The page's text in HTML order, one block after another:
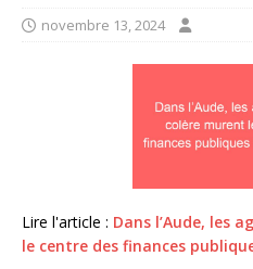
novembre 13, 2024
Lire l'article : Dans l’Aude, les
le centre des finances